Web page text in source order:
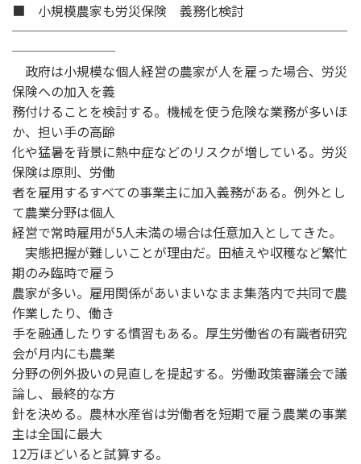
■ 小規模農家も労災保険 義務化検討
──────────────────────────
────────
政府は小規模な個人経営の農家が人を雇った場合、労災
保険への加入を義
務付けることを検討する。機械を使う危険な業務が多いほ
か、担い手の高齢
化や猛暑を背景に熱中症などのリスクが増している。労災
保険は原則、労働
者を雇用するすべての事業主に加入義務がある。例外とし
て農業分野は個人
経営で常時雇用が5人未満の場合は任意加入としてきた。
実態把握が難しいことが理由だ。田植えや収穫など繁忙
期のみ臨時で雇う
農家が多い。雇用関係があいまいなまま集落内で共同で農
作業したり、働き
手を融通したりする慣習もある。厚生労働省の有識者研究
会が月内にも農業
分野の例外扱いの見直しを提起する。労働政策審議会で議
論し、最終的な方
針を決める。農林水産省は労働者を短期で雇う農業の事業
主は全国に最大
12万ほどいると試算する。